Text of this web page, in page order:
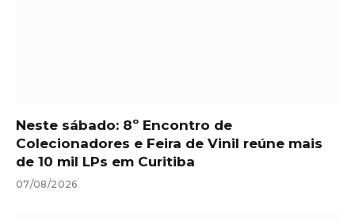
Neste sábado: 8º Encontro de
Colecionadores e Feira de Vinil reúne mais
de 10 mil LPs em Curitiba
07/08/2026